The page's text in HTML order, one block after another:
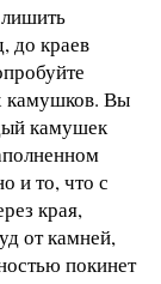
до краев
камушков. Вы
камушек
и то, что с
края,
от камней,
покинет